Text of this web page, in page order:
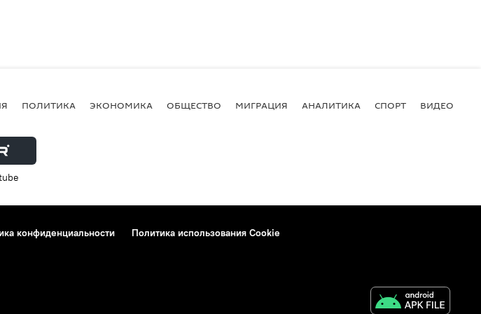
ПОЛИТИКА ЭКОНОМИКА ОБЩЕСТВО МИГРАЦИЯ АНАЛИТИКА СПОРТ ВИДЕО
конфиденциальности
Политика использования Cookie